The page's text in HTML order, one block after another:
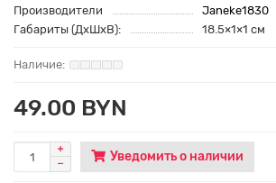
Производители
Janeke1830
Габариты (ДхШхВ):
18.5×1×1 см
49.00 BYN
Уведомить о наличии